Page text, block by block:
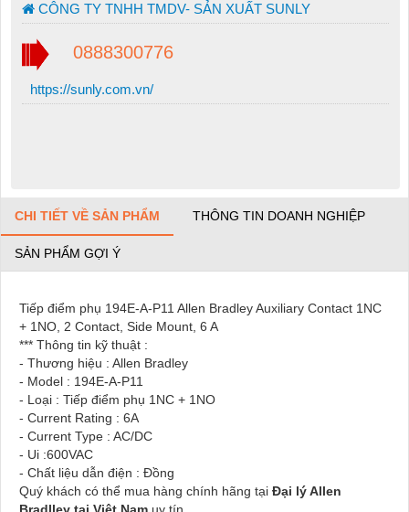
CÔNG TY TNHH TMDV- SẢN XUẤT SUNLY
0888300776
https://sunly.com.vn/
CHI TIẾT VỀ SẢN PHẨM THÔNG TIN DOANH NGHIỆP
SẢN PHẨM GỢI Ý
Tiếp điểm phụ 194E-A-P11 Allen Bradley Auxiliary Contact 1NC
+ 1NO, 2 Contact, Side Mount, 6 A
*** Thông tin kỹ thuật :
- Thương hiệu : Allen Bradley
- Model : 194E-A-P11
- Loại : Tiếp điểm phụ 1NC + 1NO
- Current Rating : 6A
- Current Type : AC/DC
- Ui :600VAC
- Chất liệu dẫn điện : Đồng
Quý khách có thể mua hàng chính hãng tại Đại lý Allen